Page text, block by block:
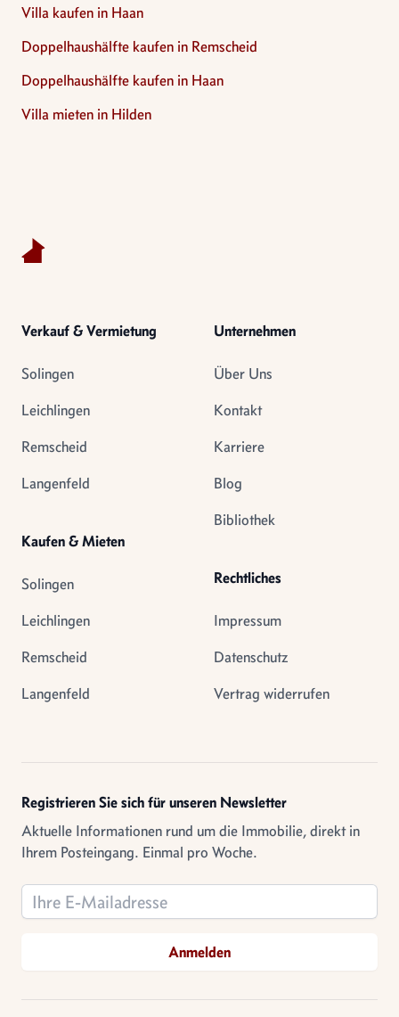
Villa kaufen in Haan
Doppelhaushälfte kaufen in Remscheid
Doppelhaushälfte kaufen in Haan
Villa mieten in Hilden
Verkauf & Vermietung
Solingen
Leichlingen
Remscheid
Langenfeld
Kaufen & Mieten
Solingen
Leichlingen
Remscheid
Langenfeld
Unternehmen
Über Uns
Kontakt
Karriere
Blog
Bibliothek
Rechtliches
Impressum
Datenschutz
Vertrag widerrufen
Registrieren Sie sich für unseren Newsletter
Aktuelle Informationen rund um die Immobilie, direkt in
Ihrem Posteingang. Einmal pro Woche.
Email address
Anmelden